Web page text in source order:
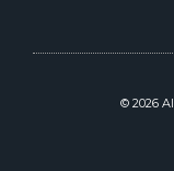
© 2026